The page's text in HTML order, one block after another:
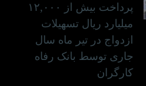
پرداخت بیش از ۱۲,۰۰۰
میلیارد ریال تسهیلات
ازدواج در تیر ماه سال
جاری توسط بانک رفاه
کارگران